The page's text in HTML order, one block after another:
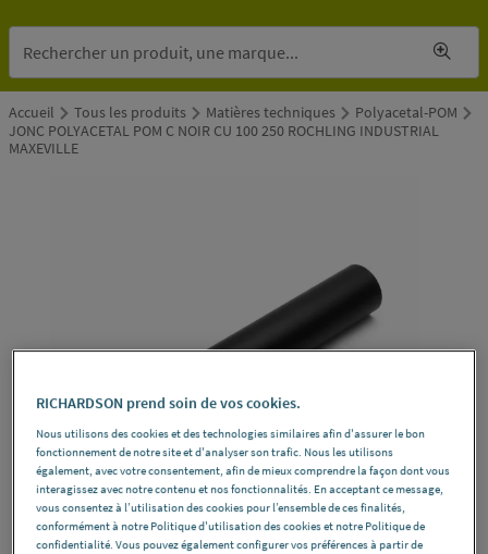
Accueil Tous les produits Matières techniques
Polyacetal-POM
JONC POLYACETAL POM C NOIR CU 100 250 ROCHLING INDUSTRIAL
MAXEVILLE
RICHARDSON prend soin de vos cookies.
Nous utilisons des cookies et des technologies similaires afin d'assurer le bon
fonctionnement de notre site et d'analyser son trafic. Nous les utilisons
également, avec votre consentement, afin de mieux comprendre la façon dont vous
interagissez avec notre contenu et nos fonctionnalités. En acceptant ce message,
vous consentez à l’utilisation des cookies pour l’ensemble de ces finalités,
conformément à notre Politique d'utilisation des cookies et notre Politique de
confidentialité. Vous pouvez également configurer vos préférences à partir de